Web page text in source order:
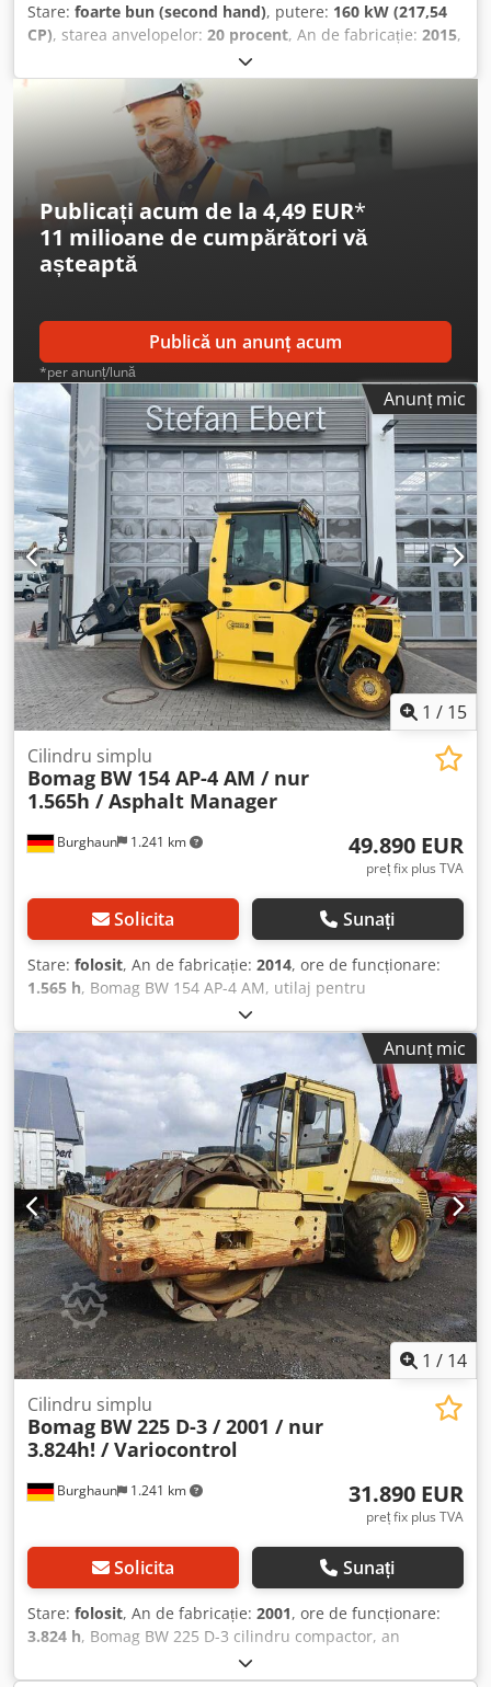
Stare: foarte bun (second hand), putere: 160 kW (217,54
CP), starea anvelopelor: 20 procent, An de fabricație: 2015,
, Dotări:
cabină, HAMM H20i P Compactor tip picior de oaie An
fabricație: 2015 Ore de funcționare: 4.068 h ROPS (cadru
de protecție la răsturnare) Aer condiționat Radio Cameră
de mers înapoi Dimensiune anvelope 23.1-26 – aprox. 40%
uzură rămasă Motor Deutz de 150 kW Dodpfx Aey I
Uppokbjck CE / EPA Greutate operațională: 21 t.
Publicați acum de la 4,49 EUR*
11 milioane de cumpărători vă
așteaptă
Publică un anunț acum
*per anunț/lună
Anunț mic
1 / 15
Burghaun 1.241 km
Cilindru simplu
Bomag BW 154 AP-4 AM / nur
1.565h / Asphalt Manager
49.890 EUR
preț fix plus TVA
Solicita Sunați
Stare: folosit, An de fabricație: 2014, ore de funcționare:
1.565 h, Bomag BW 154 AP-4 AM, utilaj pentru
compactarea asfaltului, an de fabricație: 2014, ore de
funcționare: doar 1.565 ore, motor: Kubota [55,4 kW/75 CP],
sistem Asphalt Manager 2, distribuitor de asfalt Bomag,
tăietor de asfalt pe partea dreaptă, greutate: 7.300 kg,
tambur cu suprafață netedă, stare bună, gata de utilizare
imediată. La cerere, vă putem oferi o ofertă de leasing sau
finanțare; domnul Mihm (tel. vă va ajuta cu plăcere. Puteți
găsi mai multe informații pe pagina noastră web. Ne
rezervăm dreptul de a corecta eventualele erori și de a
vinde utilajul înainte. Închiriere posibilă. = Mai multe
informații = Dcsdpezpdh Uefx Akbok Contactați-l pe Tobias
Ebert pentru a obține mai multe informații.
Anunț mic
1 / 14
Burghaun 1.241 km
Cilindru simplu
Bomag BW 225 D-3 / 2001 / nur
3.824h! / Variocontrol
31.890 EUR
preț fix plus TVA
Solicita Sunați
Stare: folosit, An de fabricație: 2001, ore de funcționare:
3.824 h, Bomag BW 225 D-3 cilindru compactor, an
fabricație: 2001, ore de funcționare: doar 3.824h, motor:
Deutz [145kW/197CP], Variocontrol, greutate: 24.700kg,